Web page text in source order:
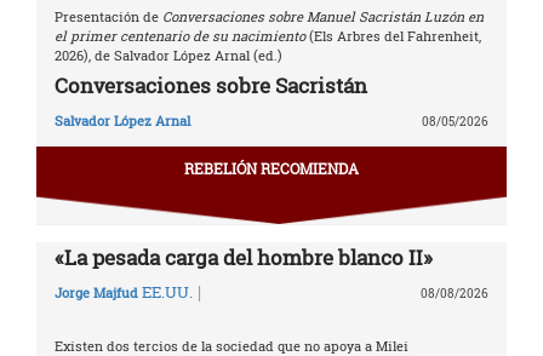
Presentación de Conversaciones sobre Manuel Sacristán Luzón en
el primer centenario de su nacimiento(Els Arbres del Fahrenheit,
2026), de Salvador López Arnal (ed.)
Conversaciones sobre Sacristán
Salvador López Arnal 08/05/2026
REBELIÓN RECOMIENDA
«La pesada carga del hombre blanco II»
Jorge Majfud EE.UU. | 08/08/2026
Existen dos tercios de la sociedad que no apoya a Milei